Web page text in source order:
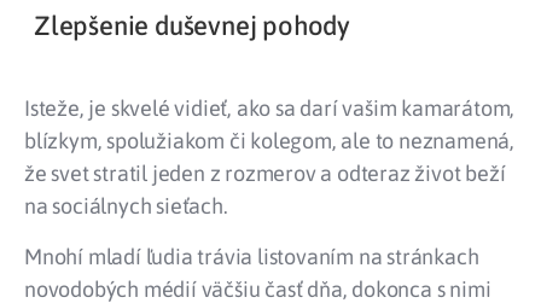
Zlepšenie duševnej pohody
Isteže, je skvelé vidieť, ako sa darí vašim kamarátom,
blízkym, spolužiakom či kolegom, ale to neznamená,
že svet stratil jeden z rozmerov a odteraz život beží
na sociálnych sieťach.
Mnohí mladí ľudia trávia listovaním na stránkach
novodobých médií väčšiu časť dňa, dokonca s nimi